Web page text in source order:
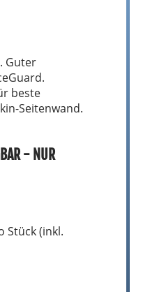
Guter
beste
Seitenwand.
- NUR
Stück (inkl.